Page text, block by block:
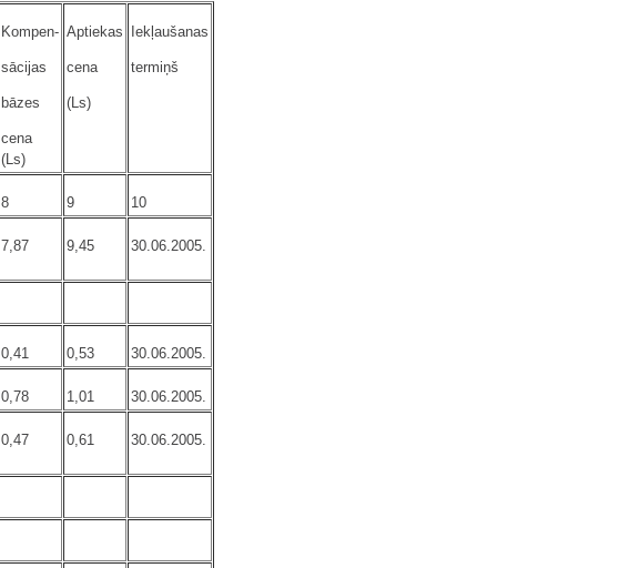
Kompen-
sācijas
bāzes
cena
(Ls)
Aptiekas
cena
(Ls)
Iekļaušanas
termiņš
8 9 10
7,87 9,45 30.06.2005.
0,41 0,53 30.06.2005.
0,78 1,01 30.06.2005.
0,47 0,61 30.06.2005.